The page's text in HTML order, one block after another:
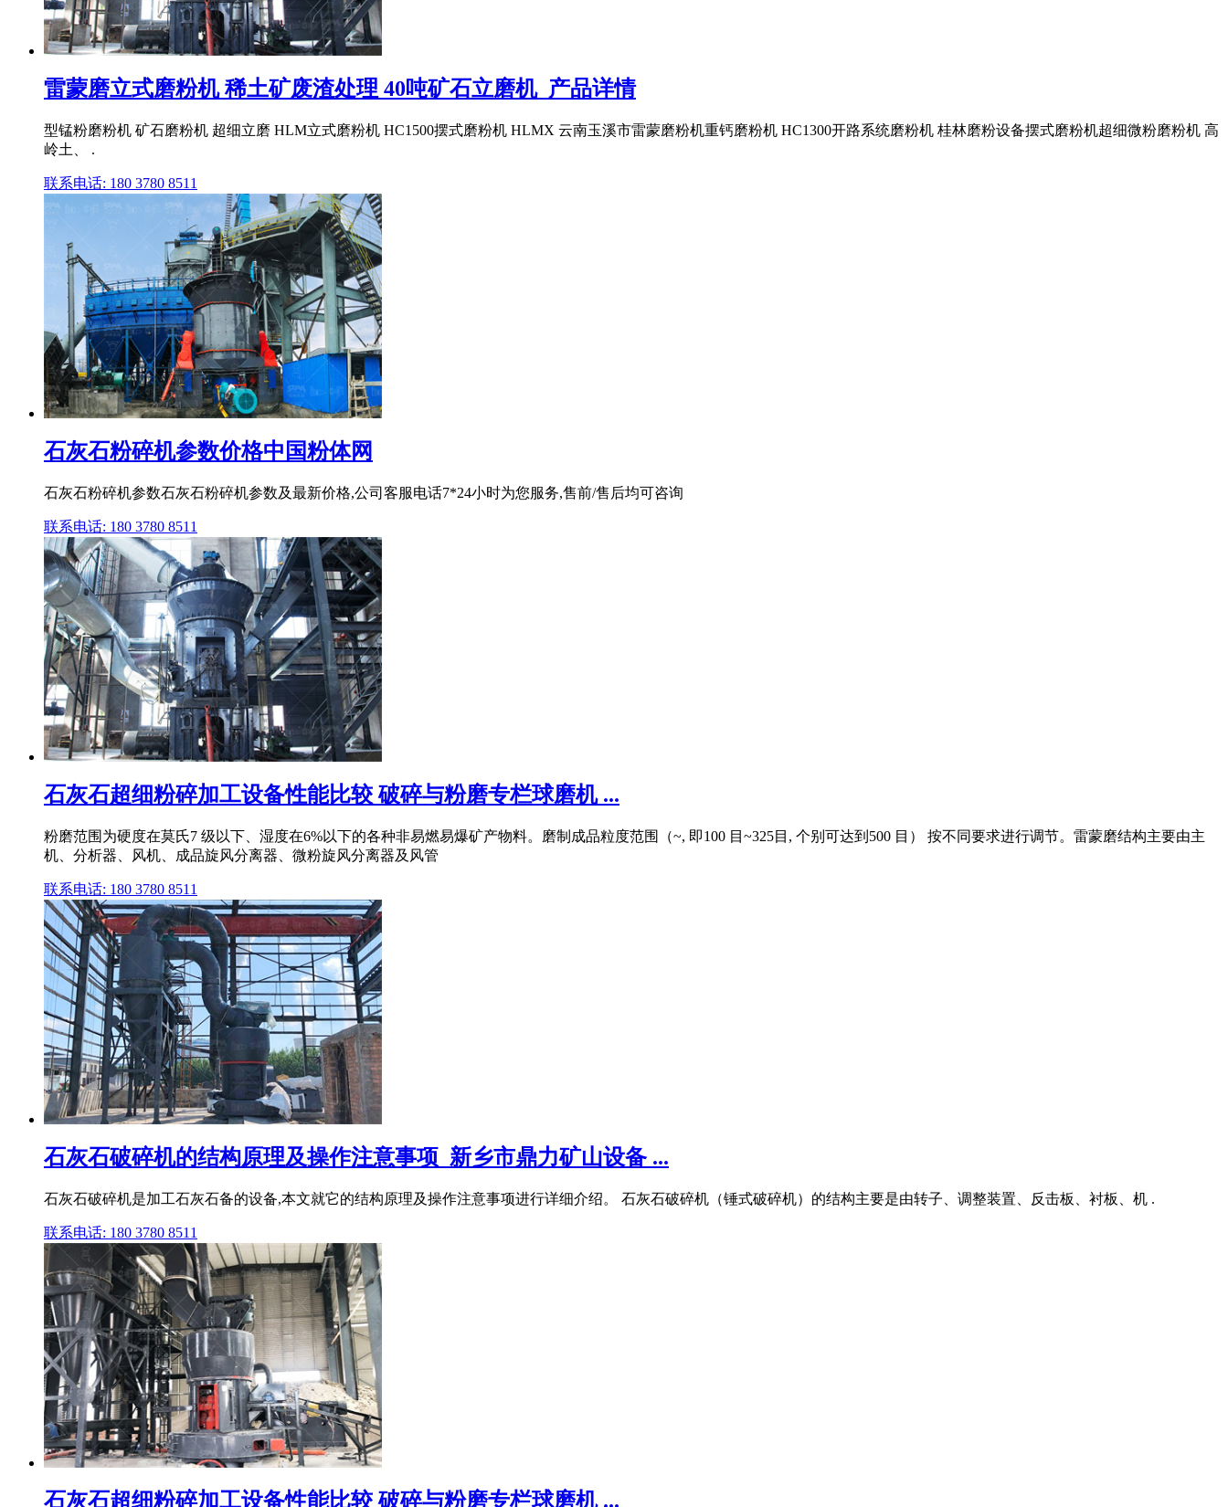
雷蒙磨立式磨粉机 稀土矿废渣处理 40吨矿石立磨机_产品详情
型锰粉磨粉机 矿石磨粉机 超细立磨 HLM立式磨粉机 HC1500摆式磨粉机 HLMX 云南玉溪市雷蒙磨粉机重钙磨粉机 HC1300开路系统磨粉机 桂林磨粉设备摆式磨粉机超细微粉磨粉机 高
岭土、 .
联系电话: 180 3780 8511
石灰石粉碎机参数价格中国粉体网
石灰石粉碎机参数石灰石粉碎机参数及最新价格,公司客服电话7*24小时为您服务,售前/售后均可咨询
联系电话: 180 3780 8511
石灰石超细粉碎加工设备性能比较 破碎与粉磨专栏球磨机 ...
粉磨范围为硬度在莫氏7 级以下、湿度在6%以下的各种非易燃易爆矿产物料。磨制成品粒度范围（~, 即100 目~325目, 个别可达到500 目） 按不同要求进行调节。雷蒙磨结构主要由主
机、分析器、风机、成品旋风分离器、微粉旋风分离器及风管
联系电话: 180 3780 8511
石灰石破碎机的结构原理及操作注意事项_新乡市鼎力矿山设备 ...
石灰石破碎机是加工石灰石备的设备,本文就它的结构原理及操作注意事项进行详细介绍。 石灰石破碎机（锤式破碎机）的结构主要是由转子、调整装置、反击板、衬板、机 .
联系电话: 180 3780 8511
石灰石超细粉碎加工设备性能比较 破碎与粉磨专栏球磨机 ...